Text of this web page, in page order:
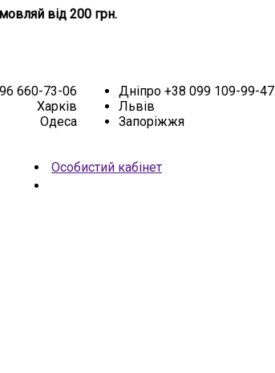
від 200 грн.
660-73-06
Харків
Одеса
Дніпро +38 099 109-99-47
Львів
Запоріжжя
Особистий кабінет